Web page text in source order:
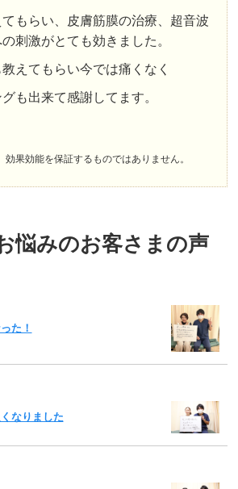
もらい、皮膚筋膜の治療、超音波
刺激がとても効きました。
えてもらい今では痛くなく
も出来て感謝してます。
果効能を保証するものではありません。
悩みのお客さまの声
た！
なりました